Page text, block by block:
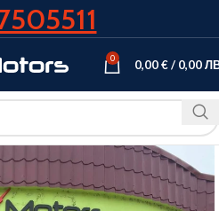
0 0,00€/ 0,00